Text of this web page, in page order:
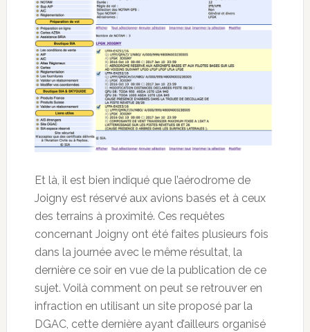
Et là, il est bien indiqué que l’aérodrome de
Joigny est réservé aux avions basés et à ceux
des terrains à proximité. Ces requêtes
concernant Joigny ont été faites plusieurs fois
dans la journée avec le même résultat, la
dernière ce soir en vue de la publication de ce
sujet. Voilà comment on peut se retrouver en
infraction en utilisant un site proposé par la
DGAC, cette dernière ayant d’ailleurs organisé